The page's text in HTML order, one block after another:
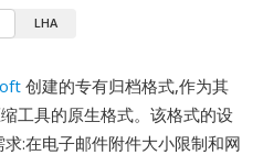
LHA
创建的专有归档格式,作为其
工具的原生格式。该格式的设
:在电子邮件附件大小限制和网